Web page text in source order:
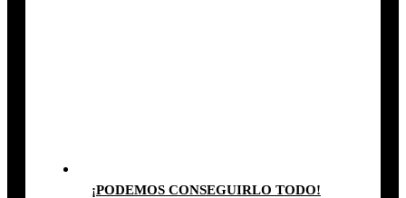
¡PODEMOS CONSEGUIRLO TODO!